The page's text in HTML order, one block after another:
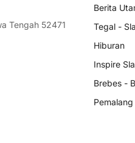
Tengah 52471
Berita
Tegal -
Hiburan
Inspire
Brebes -